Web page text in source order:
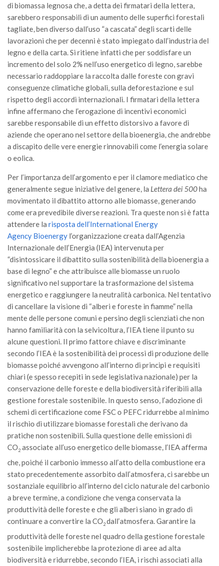
X Congresso (Firenze 2015)
IX Congresso (Bolzano 2013)
VIII Congresso (Rende 2011)
VII Congresso (Isernia 2009)
VI Congresso (Arezzo 2007)
V Congresso (Torino 2003)
IV Congresso (Potenza 2003)
III Congresso (Viterbo 2001)
II Congresso (Bologna 1999)
I Congresso (Padova 1997)
Pagina Principale
Editoriali
Pillole di Scienze Forestali
Highlights
#FOCUSINCENDI
Cartella Stampa
Comunicati
Infografiche
Video
PDF
SISEF Notebook (Rassegna Stampa)
SISEF Eventi
SISEF@Facebook
@SISEF Tweets
@ForestTweeting
SISEF Publishing
Redazione SISEF.ORG
Credits
di biomassa legnosa che, a detta dei firmatari della lettera,
sarebbero responsabili di un aumento delle superfici forestali
tagliate, ben diverso dall’uso “a cascata” degli scarti delle
lavorazioni che per decenni è stato impiegato dall’industria del
legno e della carta. Si ritiene infatti che per soddisfare un
incremento del solo 2% nell’uso energetico di legno, sarebbe
necessario raddoppiare la raccolta dalle foreste con gravi
conseguenze climatiche globali, sulla deforestazione e sul
rispetto degli accordi internazionali. I firmatari della lettera
infine affermano che l’erogazione di incentivi economici
sarebbe responsabile di un effetto distorsivo a favore di
aziende che operano nel settore della bioenergia, che andrebbe
a discapito delle vere energie rinnovabili come l’energia solare
o eolica.
Per l’importanza dell’argomento e per il clamore mediatico che
generalmente segue iniziative del genere, la Lettera dei 500ha
movimentato il dibattito attorno alle biomasse, generando
come era prevedibile diverse reazioni. Tra queste non si è fatta
attendere la risposta dell’International Energy
Agency Bioenergy l’organizzazione creata dall’Agenzia
Internazionale dell’Energia (IEA) intervenuta per
“disintossicare il dibattito sulla sostenibilità della bioenergia a
base di legno” e che attribuisce alle biomasse un ruolo
significativo nel supportare la trasformazione del sistema
energetico e raggiungere la neutralità carbonica. Nel tentativo
di cancellare la visione di “alberi e foreste in fiamme” nella
mente delle persone comuni e persino degli scienziati che non
hanno familiarità con la selvicoltura, l’IEA tiene il punto su
alcune questioni. Il primo fattore chiave e discriminante
secondo l’IEA è la sostenibilità dei processi di produzione delle
biomasse poiché avvengono all’interno di principi e requisiti
chiari (e spesso recepiti in sede legislativa nazionale) per la
conservazione delle foreste e della biodiversità riferibili alla
gestione forestale sostenibile. In questo senso, l’adozione di
schemi di certificazione come FSC o PEFC ridurrebbe al minimo
il rischio di utilizzare biomasse forestali che derivano da
pratiche non sostenibili. Sulla questione delle emissioni di
CO2 associate all’uso energetico delle biomasse, l’IEA afferma
che, poiché il carbonio immesso all’atto della combustione era
stato precedentemente assorbito dall’atmosfera, ci sarebbe un
sostanziale equilibrio all’interno del ciclo naturale del carbonio
a breve termine, a condizione che venga conservata la
produttività delle foreste e che gli alberi siano in grado di
continuare a convertire la CO2dall’atmosfera. Garantire la
produttività delle foreste nel quadro della gestione forestale
sostenibile implicherebbe la protezione di aree ad alta
biodiversità e ridurrebbe, secondo l’IEA, i rischi associati alla